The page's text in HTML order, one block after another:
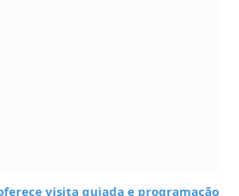
visita guiada e programação